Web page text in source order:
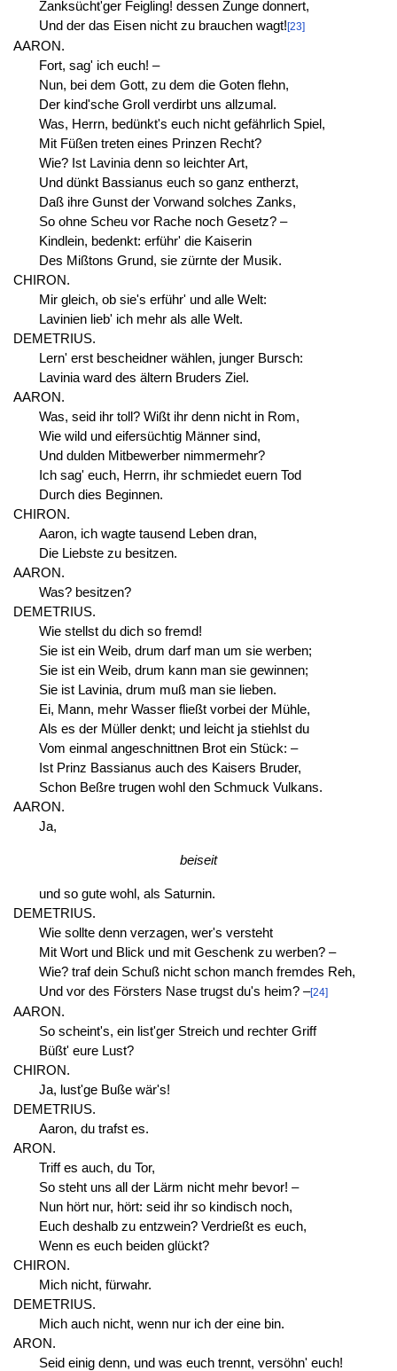
Zanksücht'ger Feigling! dessen Zunge donnert,
Und der das Eisen nicht zu brauchen wagt![23]
AARON.
Fort, sag' ich euch! –
Nun, bei dem Gott, zu dem die Goten flehn,
Der kind'sche Groll verdirbt uns allzumal.
Was, Herrn, bedünkt's euch nicht gefährlich Spiel,
Mit Füßen treten eines Prinzen Recht?
Wie? Ist Lavinia denn so leichter Art,
Und dünkt Bassianus euch so ganz entherzt,
Daß ihre Gunst der Vorwand solches Zanks,
So ohne Scheu vor Rache noch Gesetz? –
Kindlein, bedenkt: erführ' die Kaiserin
Des Mißtons Grund, sie zürnte der Musik.
CHIRON.
Mir gleich, ob sie's erführ' und alle Welt:
Lavinien lieb' ich mehr als alle Welt.
DEMETRIUS.
Lern' erst bescheidner wählen, junger Bursch:
Lavinia ward des ältern Bruders Ziel.
AARON.
Was, seid ihr toll? Wißt ihr denn nicht in Rom,
Wie wild und eifersüchtig Männer sind,
Und dulden Mitbewerber nimmermehr?
Ich sag' euch, Herrn, ihr schmiedet euern Tod
Durch dies Beginnen.
CHIRON.
Aaron, ich wagte tausend Leben dran,
Die Liebste zu besitzen.
AARON.
Was? besitzen?
DEMETRIUS.
Wie stellst du dich so fremd!
Sie ist ein Weib, drum darf man um sie werben;
Sie ist ein Weib, drum kann man sie gewinnen;
Sie ist Lavinia, drum muß man sie lieben.
Ei, Mann, mehr Wasser fließt vorbei der Mühle,
Als es der Müller denkt; und leicht ja stiehlst du
Vom einmal angeschnittnen Brot ein Stück: –
Ist Prinz Bassianus auch des Kaisers Bruder,
Schon Beßre trugen wohl den Schmuck Vulkans.
AARON.
Ja,
beiseit
und so gute wohl, als Saturnin.
DEMETRIUS.
Wie sollte denn verzagen, wer's versteht
Mit Wort und Blick und mit Geschenk zu werben? –
Wie? traf dein Schuß nicht schon manch fremdes Reh,
Und vor des Försters Nase trugst du's heim? –[24]
AARON.
So scheint's, ein list'ger Streich und rechter Griff
Büßt' eure Lust?
CHIRON.
Ja, lust'ge Buße wär's!
DEMETRIUS.
Aaron, du trafst es.
ARON.
Triff es auch, du Tor,
So steht uns all der Lärm nicht mehr bevor! –
Nun hört nur, hört: seid ihr so kindisch noch,
Euch deshalb zu entzwein? Verdrießt es euch,
Wenn es euch beiden glückt?
CHIRON.
Mich nicht, fürwahr.
DEMETRIUS.
Mich auch nicht, wenn nur ich der eine bin.
ARON.
Seid einig denn, und was euch trennt, versöhn' euch!